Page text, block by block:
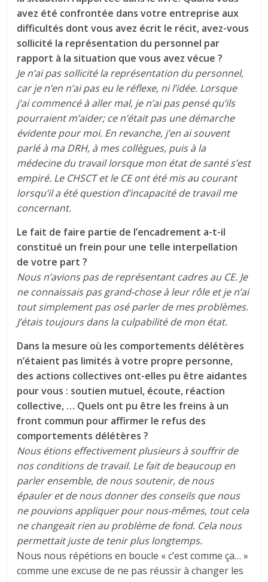
avez été confrontée dans votre entreprise aux
difficultés dont vous avez écrit le récit, avez-vous
sollicité la représentation du personnel par
rapport à la situation que vous avez vécue ?
Je n’ai pas sollicité la représentation du personnel,
car je n’en n’ai pas eu le réflexe, ni l’idée. Lorsque
j’ai commencé à aller mal, je n’ai pas pensé qu’ils
pourraient m’aider; ce n’était pas une démarche
évidente pour moi. En revanche, j’en ai souvent
parlé à ma DRH, à mes collègues, puis à la
médecine du travail lorsque mon état de santé s’est
empiré. Le CHSCT et le CE ont été mis au courant
lorsqu’il a été question d’incapacité de travail me
concernant.
Le fait de faire partie de l’encadrement a-t-il
constitué un frein pour une telle interpellation
de votre part ?
Nous n’avions pas de représentant cadres au CE. Je
ne connaissais pas grand-chose à leur rôle et je n’ai
tout simplement pas osé parler de mes problèmes.
J’étais toujours dans la culpabilité de mon état.
Dans la mesure où les comportements délétères
n’étaient pas limités à votre propre personne,
des actions collectives ont-elles pu être aidantes
pour vous : soutien mutuel, écoute, réaction
collective, … Quels ont pu être les freins à un
front commun pour affirmer le refus des
comportements délétères ?
Nous étions effectivement plusieurs à souffrir de
nos conditions de travail. Le fait de beaucoup en
parler ensemble, de nous soutenir, de nous
épauler et de nous donner des conseils que nous
ne pouvions appliquer pour nous-mêmes, tout cela
ne changeait rien au problème de fond. Cela nous
permettait juste de tenir plus longtemps.
Nous nous répétions en boucle « c’est comme ça… »
comme une excuse de ne pas réussir à changer les